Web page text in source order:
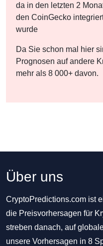
da in den letzten 2
den CoinGecko
wurde
Da Sie schon mal hier
Prognosen auf andere
mehr als 8 000+ davon.
Über uns
CryptoPredictions.com ist
die Preisvorhersagen für
streben danach, auf
unsere Vorhersagen in 8